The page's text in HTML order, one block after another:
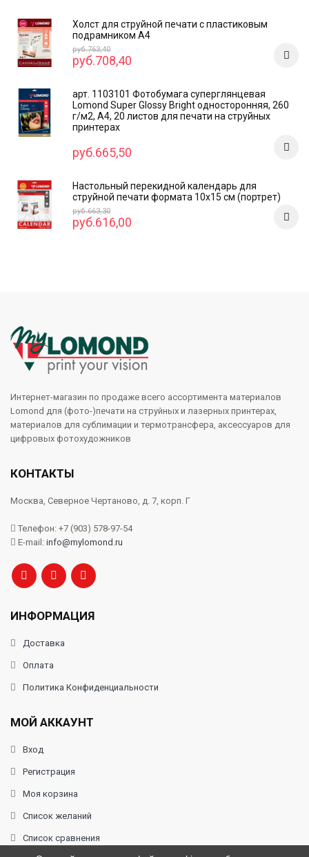
Холст для струйной печати с пластиковым
подрамником А4
руб.763,40
руб.708,40
арт. 1103101 Фотобумага суперглянцевая
Lomond Super Glossy Bright односторонняя, 260
г/м2, А4, 20 листов для печати на струйных
принтерах
руб.665,50
Настольный перекидной календарь для
струйной печати формата 10x15 см (портрет)
руб.663,30
руб.616,00
Интернет-магазин по продаже всего ассортимента материалов
Lomond для (фото-)печати на струйных и лазерных принтерах,
материалов для сублимации и термотрансфера, аксессуаров для
цифровых фотохудожников
КОНТАКТЫ
Москва, Северное Чертаново, д. 7, корп. Г
Телефон: +7 (903) 578-97-54
E-mail: info@mylomond.ru
ИНФОРМАЦИЯ
Доставка
Оплата
Политика Конфиденциальности
МОЙ АККАУНТ
Вход
Регистрация
Моя корзина
Список желаний
Список сравнения